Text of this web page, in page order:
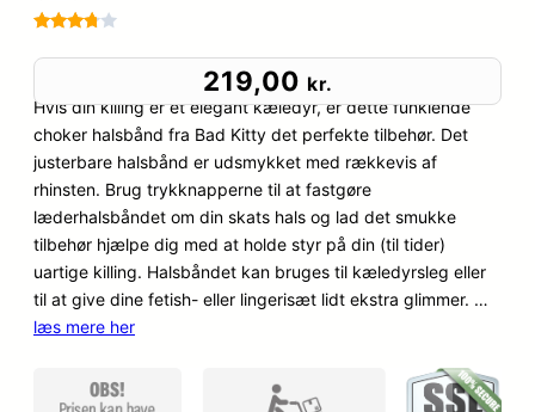
som
af 5
baseret
på
kundebe
dømmel
ser
219,00 kr.
Hvis din killing er et elegant kæledyr, er dette funklende
choker halsbånd fra Bad Kitty det perfekte tilbehør. Det
justerbare halsbånd er udsmykket med rækkevis af
rhinsten. Brug trykknapperne til at fastgøre
læderhalsbåndet om din skats hals og lad det smukke
tilbehør hjælpe dig med at holde styr på din (til tider)
uartige killing. Halsbåndet kan bruges til kæledyrsleg eller
til at give dine fetish- eller lingerisæt lidt ekstra glimmer. …
læs mere her